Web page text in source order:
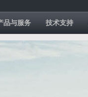
品与服务 技术支持